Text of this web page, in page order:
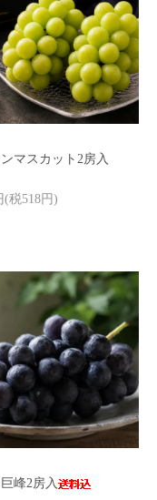
マスカット2房入
(税518円)
峰2房入